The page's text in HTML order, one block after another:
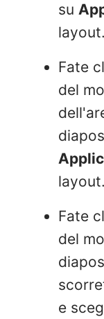
su
layout.
Fate
del
layout.
Fate
del
e